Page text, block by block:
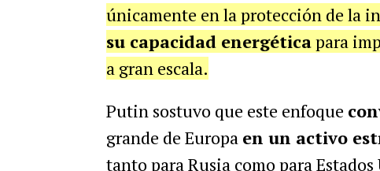
únicamente en la protección de la
su capacidad energéticapara
a gran escala.
Putin sostuvo que este enfoque
grande de Europa en un activo
tanto para Rusia como para